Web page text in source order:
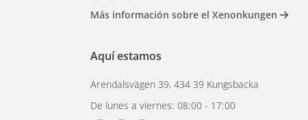
Más información sobre el Xenonkungen
Aquí estamos
Arendalsvägen 39, 434 39 Kungsbacka
De lunes a viernes: 08:00 - 17:00